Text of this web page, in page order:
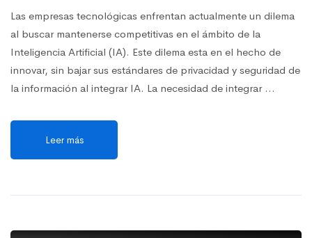
Las empresas tecnológicas enfrentan actualmente un dilema
al buscar mantenerse competitivas en el ámbito de la
Inteligencia Artificial (IA). Este dilema esta en el hecho de
innovar, sin bajar sus estándares de privacidad y seguridad de
la información al integrar IA. La necesidad de integrar …
Leer más